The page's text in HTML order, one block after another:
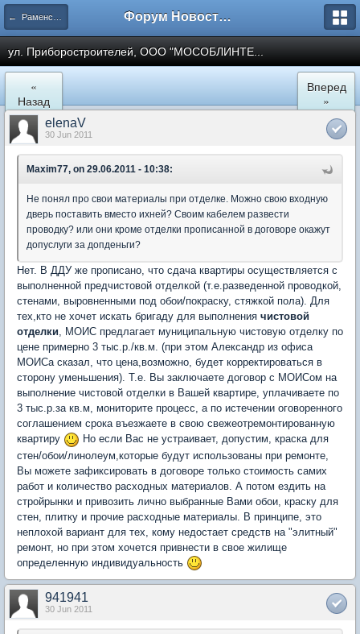
← Раменское Форум Новостройки
ул. Приборостроителей, ООО "МОСОБЛИНТЕ...
«
Назад
Вперед
»
elenaV
30 Jun 2011
Maxim77, on 29.06.2011 - 10:38:
Не понял про свои материалы при отделке. Можно свою входную
дверь поставить вместо ихней? Своим кабелем развести
проводку? или они кроме отделки прописанной в договоре окажут
допуслуги за допденьги?
Нет. В ДДУ же прописано, что сдача квартиры осуществляется с
выполненной предчистовой отделкой (т.е.разведенной проводкой,
стенами, выровненными под обои/покраску, стяжкой пола). Для
тех,кто не хочет искать бригаду для выполнения чистовой
отделки, МОИС предлагает муниципальную чистовую отделку по
цене примерно 3 тыс.р./кв.м. (при этом Александр из офиса
МОИСа сказал, что цена,возможно, будет корректироваться в
сторону уменьшения). Т.е. Вы заключаете договор с МОИСом на
выполнение чистовой отделки в Вашей квартире, уплачиваете по
3 тыс.р.за кв.м, мониторите процесс, а по истечении оговоренного
соглашением срока въезжаете в свою свежеотремонтированную
квартиру
Но если Вас не устраивает, допустим, краска для
стен/обои/линолеум,которые будут использованы при ремонте,
Вы можете зафиксировать в договоре только стоимость самих
работ и количество расходных материалов. А потом ездить на
стройрынки и привозить лично выбранные Вами обои, краску для
стен, плитку и прочие расходные материалы. В принципе, это
неплохой вариант для тех, кому недостает средств на "элитный"
ремонт, но при этом хочется привнести в свое жилище
определенную индивидуальность
941941
30 Jun 2011